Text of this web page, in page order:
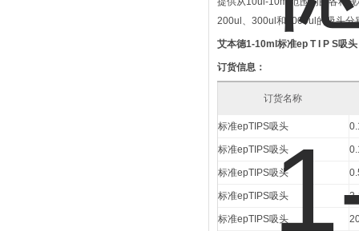
200ul、300ul和1000ul的吸头分
艾本德1-10ml标准ep T I P S吸头
订货信息：
订货名称
标准epTIPS吸头
标准epTIPS吸头
标准epTIPS吸头
标准epTIPS吸头
标准epTIPS吸头